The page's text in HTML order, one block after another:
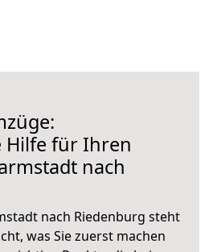
Hilfe für Ihren
nach
nach Riedenburg steht
was Sie zuerst machen